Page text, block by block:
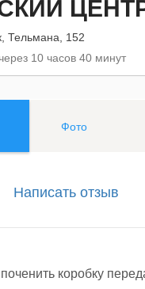
Тельмана, 152
10 часов 40 минут
Фото
Написать отзыв
поченить коробку